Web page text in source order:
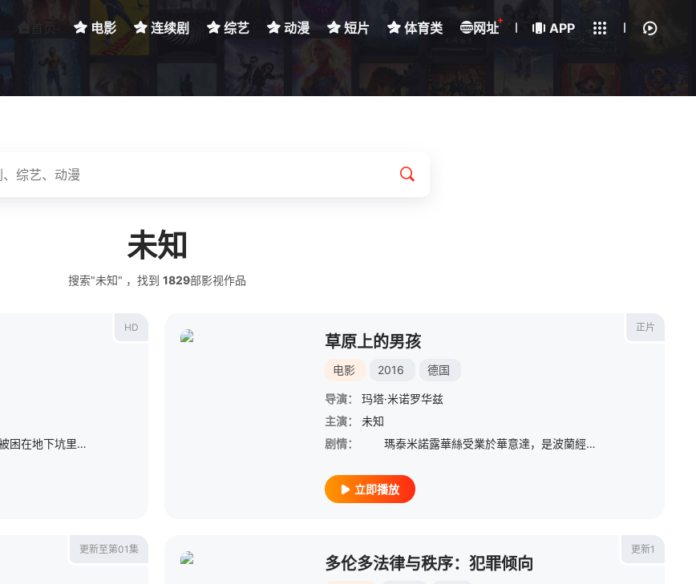
电影 连续剧 综艺 动漫 短片 体育类 网址
+
APP
下载客户端
我的观影记录
未知
搜索"未知" ，找到 1829部影视作品
HD
暴风雨中，3名女子学校的学生被困在地下坑里，他们必须直面各自的内心冲突，奋力求生。
正片
草原上的男孩
电影 2016 德国
导演：
玛塔·米诺罗华兹
主演：
未知
剧情：
瑪泰米諾露華絲受業於華意達，是波蘭經驗豐富的紀錄片導演，得獎無數，這次深入蒙古漫天冰雪的高原拍遊牧家庭，與其說跨界染指劇情長片，倒不如說她看到嚴峻大自然天氣變化下的生命狀態，提供真的假不了的人生舞
立即播放
更新至第01集 更新1
多伦多法律与秩序：犯罪倾向